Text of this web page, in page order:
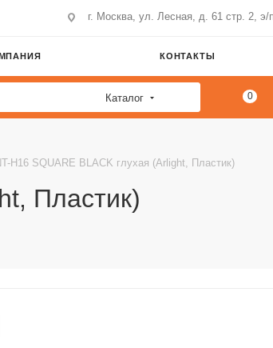
г. Москва, ул. Лесная, д. 61 стр. 2,
КОНТАКТЫ
Каталог 0
H16 SQUARE BLACK глухая (Arlight, Пластик)
Пластик)